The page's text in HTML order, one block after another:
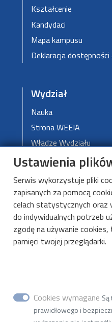
Katedra
Informatycznych
ul. Wólczańska 221,
Kształcenie
Kandydaci
Mapa kampusu
Deklaracja
Wydział
Nauka
Strona WEEIA
Władze Wydziału
DMCS
O DMCS
Aktualności
Kształcenie
Kontakt
Ustawienia
Serwis wykorzystuje pliki
zapisanych za pomocą
celach statystycznych oraz
do indywidualnych potrzeb
zgodę na używanie
pamięci twojej przeglądarki.
Cookies wymagane
prawidłowego i